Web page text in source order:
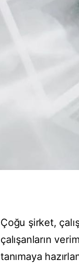
Çoğu şirket,
çalışanların
tanımaya